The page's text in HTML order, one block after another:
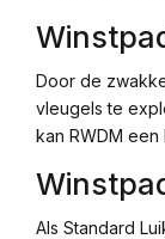
Door de
vleugels te
kan RWDM
Als Standard